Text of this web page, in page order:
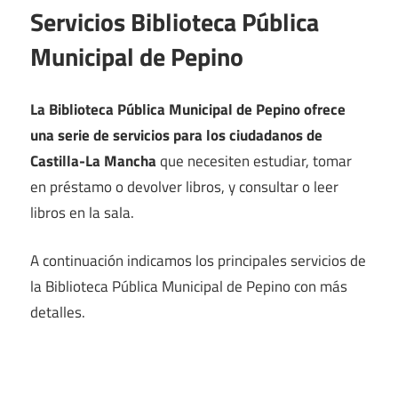
Servicios Biblioteca Pública
Municipal de Pepino
La Biblioteca Pública Municipal de Pepino ofrece
una serie de servicios para los ciudadanos de
Castilla-La Manchaque necesiten estudiar, tomar
en préstamo o devolver libros, y consultar o leer
libros en la sala.
A continuación indicamos los principales servicios de
la Biblioteca Pública Municipal de Pepino con más
detalles.